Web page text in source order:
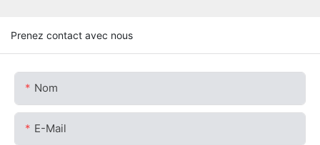
Prenez contact avec nous
Nom
E-Mail